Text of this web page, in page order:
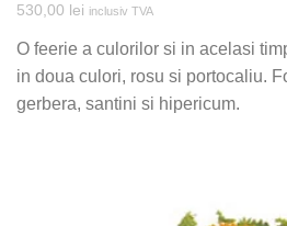
530,00 lei inclusiv TVA
O feerie a culorilor si in acelasi
in doua culori, rosu si portocaliu.
gerbera, santini si hipericum.